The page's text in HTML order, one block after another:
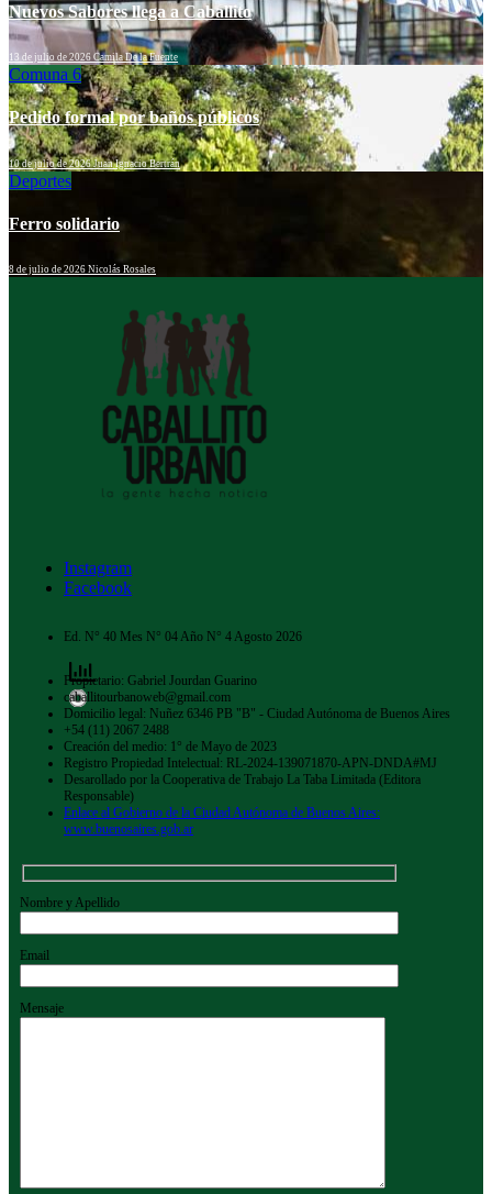
Nuevos Sabores llega a Caballito
13 de julio de 2026 Camila De la Fuente
Comuna 6
Pedido formal por baños públicos
10 de julio de 2026Juan Ignacio Bertrán
Deportes
Ferro solidario
8 de julio de 2026 Nicolás Rosales
Instagram
Facebook
Ed. N° 40 Mes N° 04 Año N° 4 Agosto 2026
Propietario: Gabriel Jourdan Guarino
caballitourbanoweb@gmail.com
Domicilio legal: Nuñez 6346 PB "B" - Ciudad Autónoma de Buenos Aires
+54 (11) 2067 2488
Creación del medio: 1° de Mayo de 2023
Registro Propiedad Intelectual: RL-2024-139071870-APN-DNDA#MJ
Desarollado por la Cooperativa de Trabajo La Taba Limitada (Editora
Responsable)
Enlace al Gobierno de la Ciudad Autónoma de Buenos Aires:
www.buenosaires.gob.ar
Nombre y Apellido
Email
Mensaje